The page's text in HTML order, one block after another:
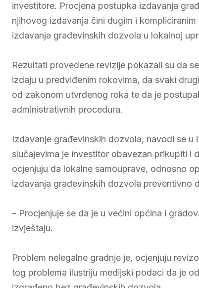
investitore. Procjena postupka izdavanja
njihovog izdavanja čini dugim i
izdavanja građevinskih dozvola u lokalnoj
Rezultati provedene revizije pokazali su da
izdaju u predviđenim rokovima, da svaki
od zakonom utvrđenog roka te da je
administrativnih procedura.
Izdavanje građevinskih dozvola, navodi se
slučajevima je investitor obavezan prikupiti i
ocjenjuju da lokalne samouprave, odnosno
izdavanja građevinskih dozvola preventivno
– Procjenjuje se da je u većini općina i
izvještaju.
Problem nelegalne gradnje je, ocjenjuju
tog problema ilustriju medijski podaci da je